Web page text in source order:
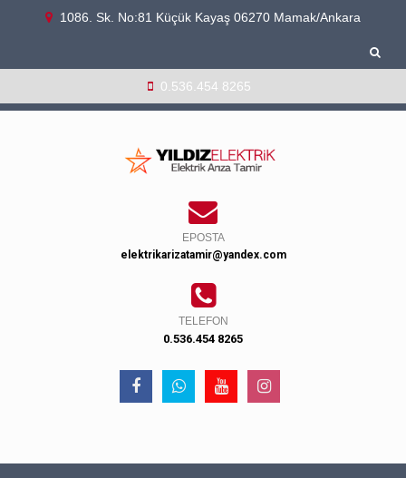
1086. Sk. No:81 Küçük Kayaş 06270 Mamak/Ankara
0.536.454 8265
EPOSTA
elektrikarizatamir@yandex.com
TELEFON
0.536.454 8265